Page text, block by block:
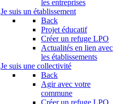
les entreprises
Je suis un établissement
Back
Projet éducatif
Créer un refuge LPO
Actualités en lien avec
les établissements
Je suis une collectivité
Back
Agir avec votre
commune
Créer un refuge LPO